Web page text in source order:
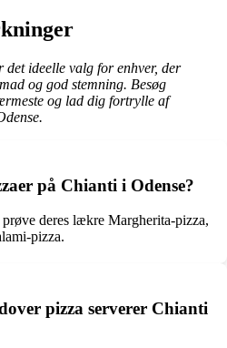
det ideelle valg for enhver, der
og god stemning. Besøg
og lad dig fortrylle af
på Chianti i Odense?
deres lækre Margherita-pizza,
pizza.
pizza serverer Chianti